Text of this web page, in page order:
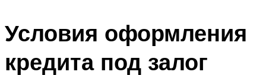
Условия оформления
кредита под залог